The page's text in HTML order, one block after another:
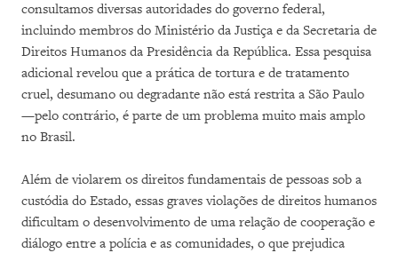
consultamos diversas autoridades do governo federal,
incluindo membros do Ministério da Justiça e da Secretaria de
Direitos Humanos da Presidência da República. Essa pesquisa
adicional revelou que a prática de tortura e de tratamento
cruel, desumano ou degradante não está restrita a São Paulo
—pelo contrário, é parte de um problema muito mais amplo
no Brasil.
Além de violarem os direitos fundamentais de pessoas sob a
custódia do Estado, essas graves violações de direitos humanos
dificultam o desenvolvimento de uma relação de cooperação e
diálogo entre a polícia e as comunidades, o que prejudica